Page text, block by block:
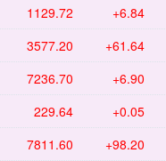
1129.72 +6.84
3577.20 +61.64
7236.70 +6.90
229.64 +0.05
7811.60 +98.20